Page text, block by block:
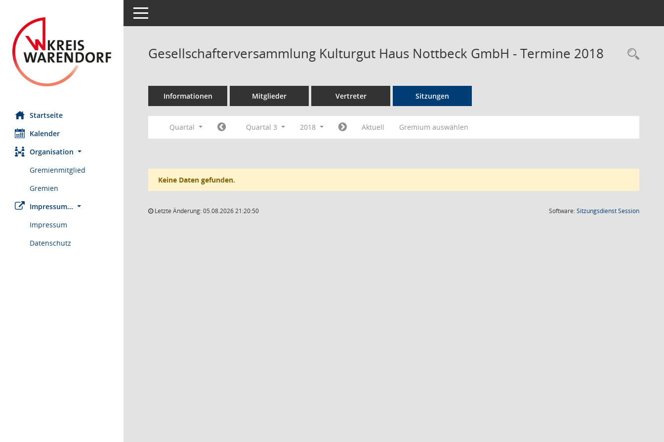
Startseite
Kalender
Organisation
Gremienmitglied
Gremien
Impressum...
Impressum
Datenschutz
Toggle navigation
Gesellschafterversammlung Kulturgut Haus Nottbeck GmbH - Termine 2018
Informationen Mitglieder Vertreter Sitzungen
Quartal Quartal 3 2018 Aktuell Gremium auswählen
Keine Daten gefunden.
Letzte Änderung: 05.08.2026 21:20:50 Software:SitzungsdienstSession(Wird in